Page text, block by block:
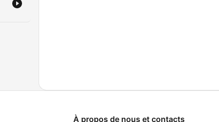
À propos de nous et contacts